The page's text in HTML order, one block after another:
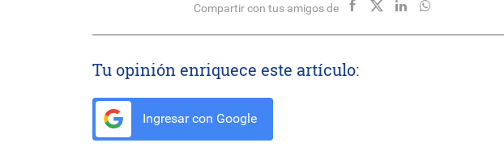
Compartir con tus amigos de
Tu opinión enriquece este artículo:
Ingresar con Google